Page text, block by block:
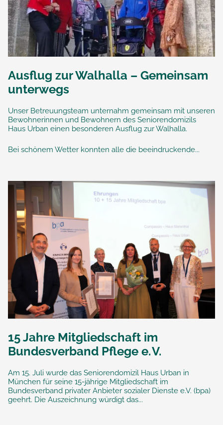
Ausflug zur Walhalla – Gemeinsam
unterwegs
Unser Betreuungsteam unternahm gemeinsam mit unseren
Bewohnerinnen und Bewohnern des Seniorendomizils
Haus Urban einen besonderen Ausflug zur Walhalla.
Bei schönem Wetter konnten alle die beeindruckende...
15 Jahre Mitgliedschaft im
Bundesverband Pflege e. V.
Am 15. Juli wurde das Seniorendomizil Haus Urban in
München für seine 15-jährige Mitgliedschaft im
Bundesverband privater Anbieter sozialer Dienste e.V. (bpa)
geehrt. Die Auszeichnung würdigt das...